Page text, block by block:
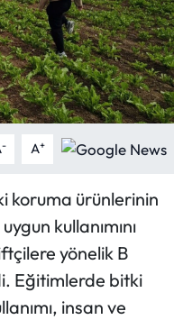
- A+
koruma ürünlerinin
kullanımını
yönelik B
Eğitimlerde bitki
insan ve